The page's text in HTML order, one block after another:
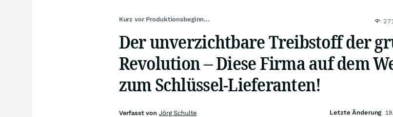
Kurz vor Produktionsbeginn...
Der unverzichtbare Treibstoff der
Revolution – Diese Firma auf dem
zum Schlüssel-Lieferanten!
Verfasst von Jörg Schulte Letzte Änderung